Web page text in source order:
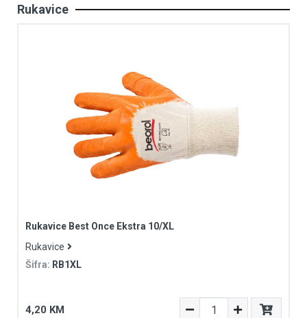
Rukavice
Rukavice Best Once Ekstra 10/XL
Rukavice
Šifra: RB1XL
4,20 KM